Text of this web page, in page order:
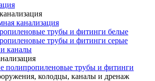
канализация
трубы и фитинги белые
трубы и фитинги серые
каналы
полипропиленовые трубы и фитинги
колодцы, каналы и дренаж